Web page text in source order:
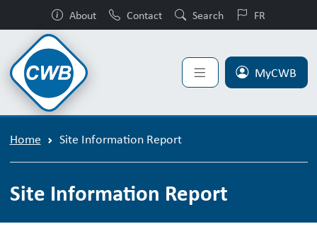
About Contact Search FR
MyCWB
Home Site Information Report
Site Information Report